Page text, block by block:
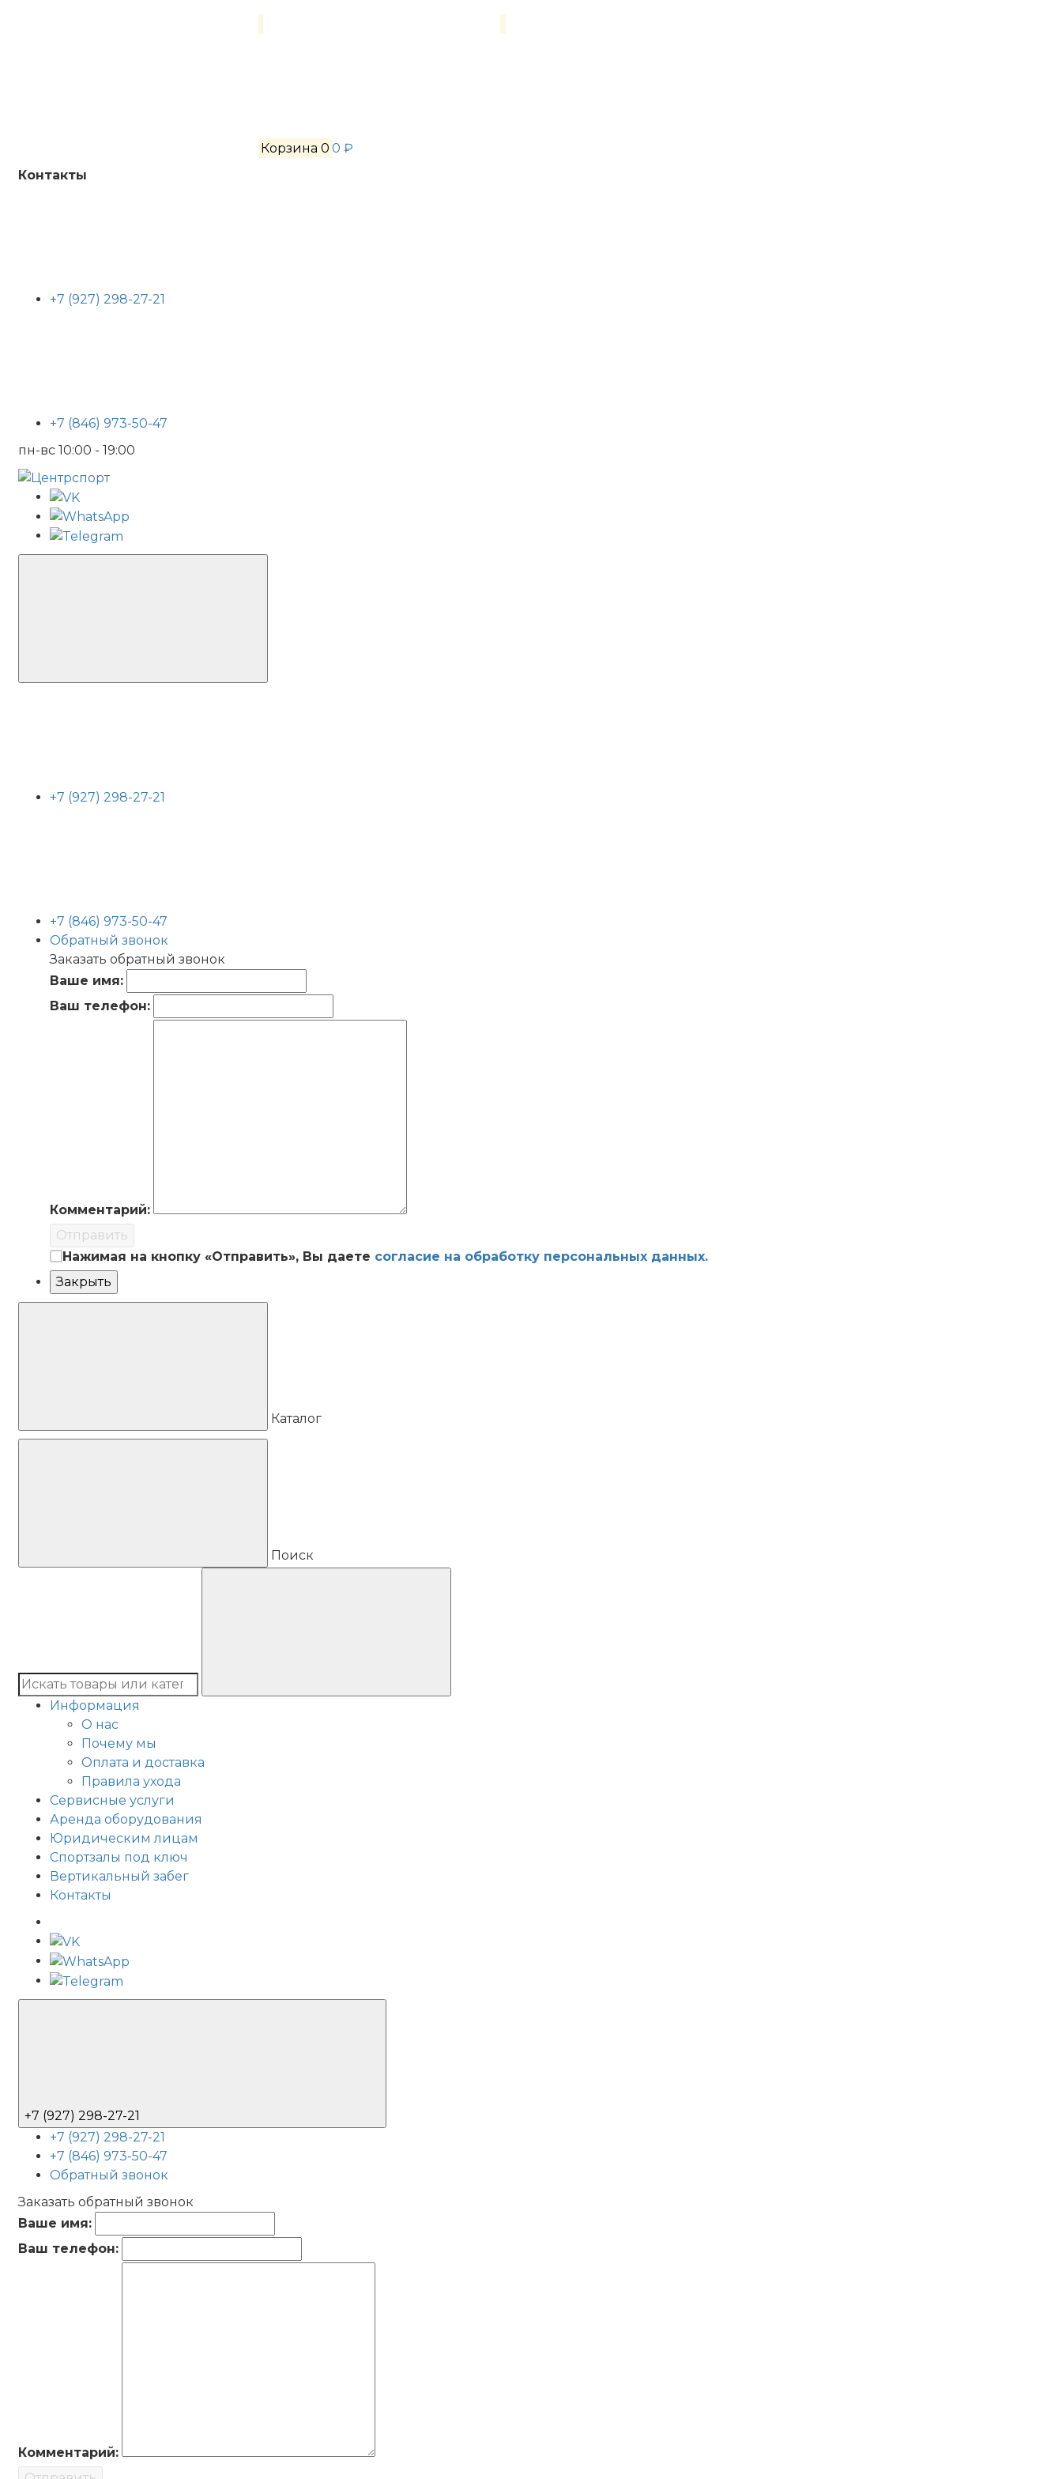
Корзина 0 0 ₽
Контакты
+7 (927) 298-27-21
+7 (846) 973-50-47
пн-вс 10:00 - 19:00
+7 (927) 298-27-21
+7 (846) 973-50-47
Обратный звонок
Заказать обратный звонок
Ваше имя:
Ваш телефон:
Комментарий:
Отправить
Нажимая на кнопку «Отправить», Вы даете согласие на обработку персональных данных.
Закрыть
Каталог
Поиск
Информация
О нас
Почему мы
Оплата и доставка
Правила ухода
Сервисные услуги
Аренда оборудования
Юридическим лицам
Спортзалы под ключ
Вертикальный забег
Контакты
+7 (927) 298-27-21
+7 (927) 298-27-21
+7 (846) 973-50-47
Обратный звонок
Заказать обратный звонок
Ваше имя:
Ваш телефон:
Комментарий: